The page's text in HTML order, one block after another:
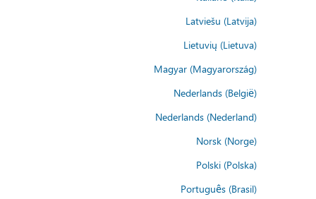
Latviešu (Latvija)
Lietuvių (Lietuva)
Magyar (Magyarország)
Nederlands (België)
Nederlands (Nederland)
Norsk (Norge)
Polski (Polska)
Português (Brasil)